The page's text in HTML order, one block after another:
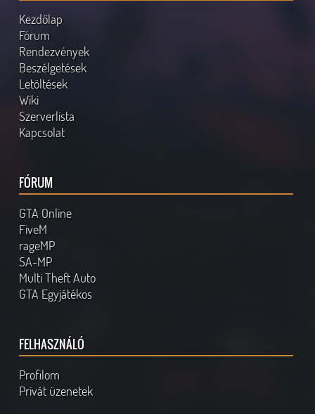
Kezdőlap
Fórum
Rendezvények
Beszélgetések
Letöltések
Wiki
Szerverlista
Kapcsolat
FÓRUM
GTA Online
FiveM
rageMP
SA-MP
Multi Theft Auto
GTA Egyjátékos
FELHASZNÁLÓ
Profilom
Privát üzenetek